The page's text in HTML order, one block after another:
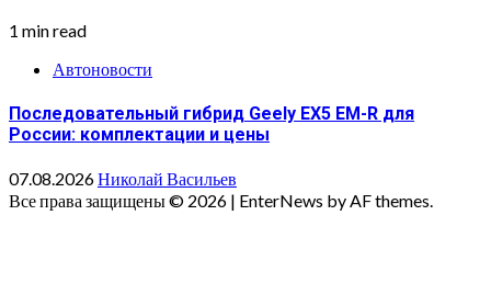
1 min read
Автоновости
Последовательный гибрид Geely EX5 EM-R для
России: комплектации и цены
07.08.2026Николай Васильев
Все права защищены © 2026 | EnterNews by AF themes.